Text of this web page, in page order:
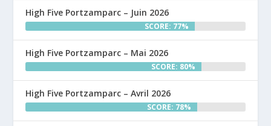
High Five Portzamparc – Juin 2026
SCORE: 77%
High Five Portzamparc – Mai 2026
SCORE: 80%
High Five Portzamparc – Avril 2026
SCORE: 78%